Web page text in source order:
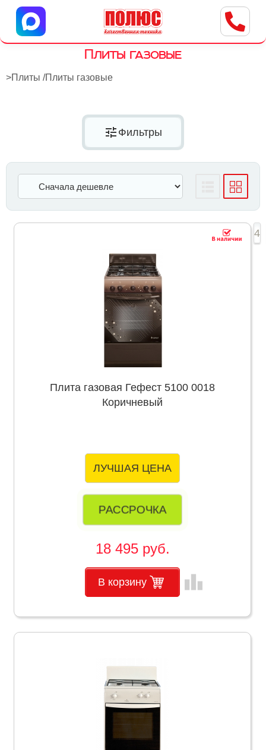
Центр бытовой техники
г. Ульяновск, ул. Пушкарева, 8a
Плиты газовые
>Плиты /Плиты газовые
tune Фильтры
Плита газовая Гефест 5100 0018
Коричневый
ЛУЧШАЯ ЦЕНА
РАССРОЧКА
18 495 руб.
В корзину leaderboard
2 4